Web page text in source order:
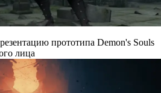
прототипа Demon's Souls
лица